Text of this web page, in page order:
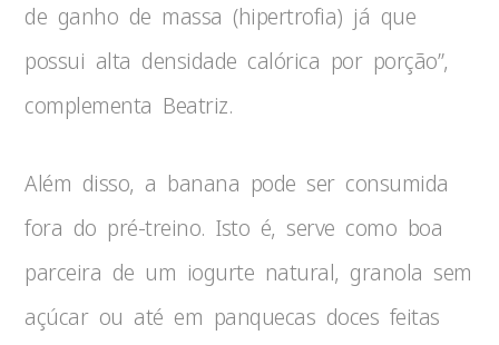
de ganho de massa (hipertrofia) já que
possui alta densidade calórica por porção”,
complementa Beatriz.
Além disso, a banana pode ser consumida
fora do pré-treino. Isto é, serve como boa
parceira de um iogurte natural, granola sem
açúcar ou até em panquecas doces feitas